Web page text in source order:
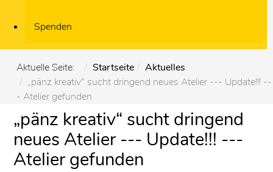
Spenden
Aktuelle Seite: Startseite
Aktuelles
„pänz kreativ“ sucht dringend neues Atelier --- Update!!! --
- Atelier gefunden
„pänz kreativ“ sucht dringend
neues Atelier --- Update!!! ---
Atelier gefunden